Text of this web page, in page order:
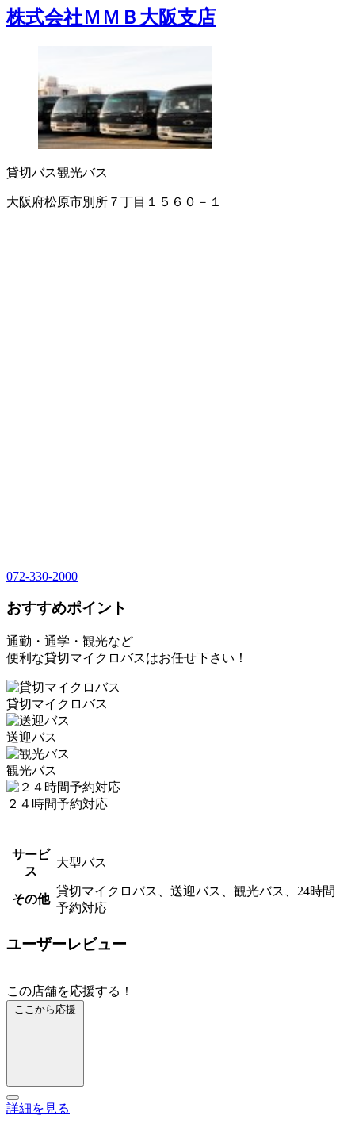
株式会社ＭＭＢ大阪支店
貸切バス観光バス
大阪府松原市別所７丁目１５６０－１
072-330-2000
おすすめポイント
通勤・通学・観光など
便利な貸切マイクロバスはお任せ下さい！
貸切マイクロバス
送迎バス
観光バス
２４時間予約対応
サービ
ス
大型バス
その他
貸切マイクロバス、送迎バス、観光バス、24時間
予約対応
ユーザーレビュー
この店舗を応援する！
ここから応援
詳細を見る